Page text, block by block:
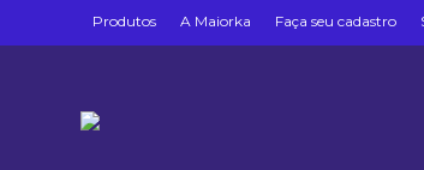
Produtos A Maiorka Faça seu cadastro